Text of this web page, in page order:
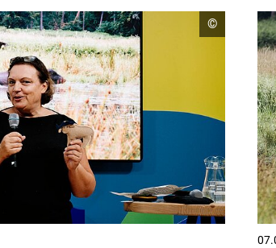
Copyright
©